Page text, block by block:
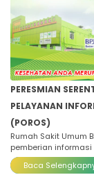
PERESMIAN
PELAYANAN
(POROS)
Rumah Sakit Umum
pemberian
Baca